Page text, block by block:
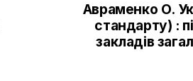
Авраменко О.
стандарту) :
закладів